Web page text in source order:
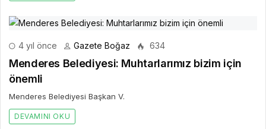
4 yıl önce Gazete Boğaz 634
Menderes Belediyesi: Muhtarlarımız bizim için
önemli
Menderes Belediyesi Başkan V.
DEVAMINI OKU